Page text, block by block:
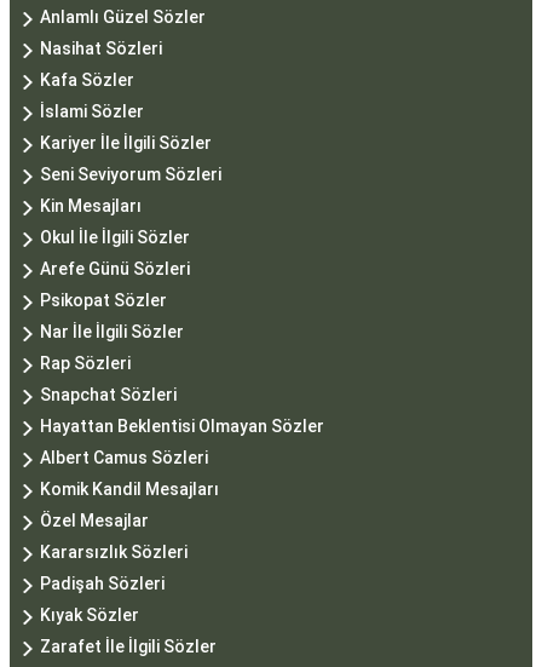
Anlamlı Güzel Sözler
Nasihat Sözleri
Kafa Sözler
İslami Sözler
Kariyer İle İlgili Sözler
Seni Seviyorum Sözleri
Kin Mesajları
Okul İle İlgili Sözler
Arefe Günü Sözleri
Psikopat Sözler
Nar İle İlgili Sözler
Rap Sözleri
Snapchat Sözleri
Hayattan Beklentisi Olmayan Sözler
Albert Camus Sözleri
Komik Kandil Mesajları
Özel Mesajlar
Kararsızlık Sözleri
Padişah Sözleri
Kıyak Sözler
Zarafet İle İlgili Sözler